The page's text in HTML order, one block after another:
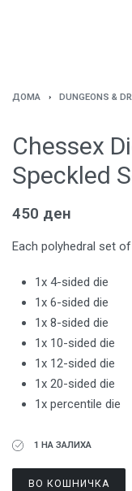
ДОМА › DUNGEONS &
Chessex
Speckled
450 ден
Each polyhedral set
1x 4-sided die
1x 6-sided die
1x 8-sided die
1x 10-sided die
1x 12-sided die
1x 20-sided die
1x percentile die
1 НА ЗАЛИХА
ВО КОШНИЧКА